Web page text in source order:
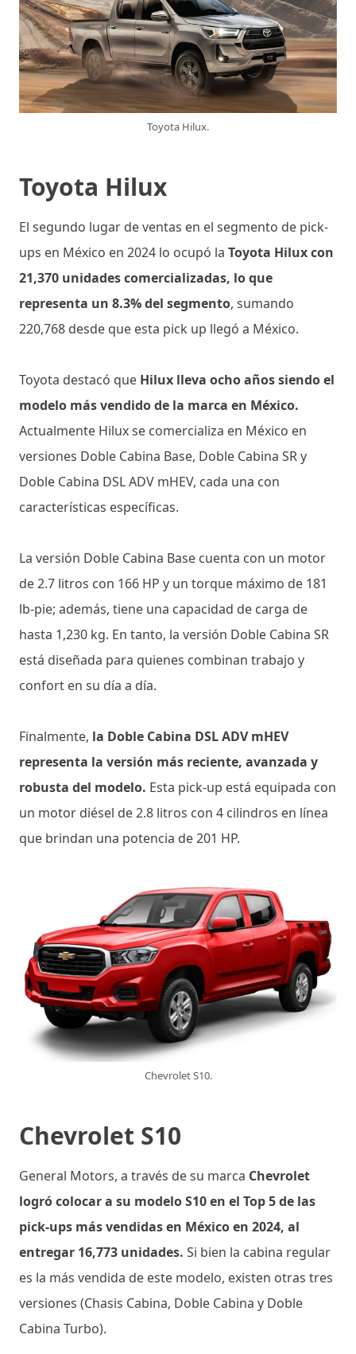
Toyota Hilux.
Toyota Hilux
El segundo lugar de ventas en el segmento de pick-
ups en México en 2024 lo ocupó la Toyota Hilux con
21,370 unidades comercializadas, lo que
representa un 8.3% del segmento, sumando
220,768 desde que esta pick up llegó a México.
Toyota destacó que Hilux lleva ocho años siendo el
modelo más vendido de la marca en México.
Actualmente Hilux se comercializa en México en
versiones Doble Cabina Base, Doble Cabina SR y
Doble Cabina DSL ADV mHEV, cada una con
características específicas.
La versión Doble Cabina Base cuenta con un motor
de 2.7 litros con 166 HP y un torque máximo de 181
lb-pie; además, tiene una capacidad de carga de
hasta 1,230 kg. En tanto, la versión Doble Cabina SR
está diseñada para quienes combinan trabajo y
confort en su día a día.
Finalmente, la Doble Cabina DSL ADV mHEV
representa la versión más reciente, avanzada y
robusta del modelo. Esta pick-up está equipada con
un motor diésel de 2.8 litros con 4 cilindros en línea
que brindan una potencia de 201 HP.
Chevrolet S10.
Chevrolet S10
General Motors, a través de su marca Chevrolet
logró colocar a su modelo S10 en el Top 5 de las
pick-ups más vendidas en México en 2024, al
entregar 16,773 unidades. Si bien la cabina regular
es la más vendida de este modelo, existen otras tres
versiones (Chasis Cabina, Doble Cabina y Doble
Cabina Turbo).